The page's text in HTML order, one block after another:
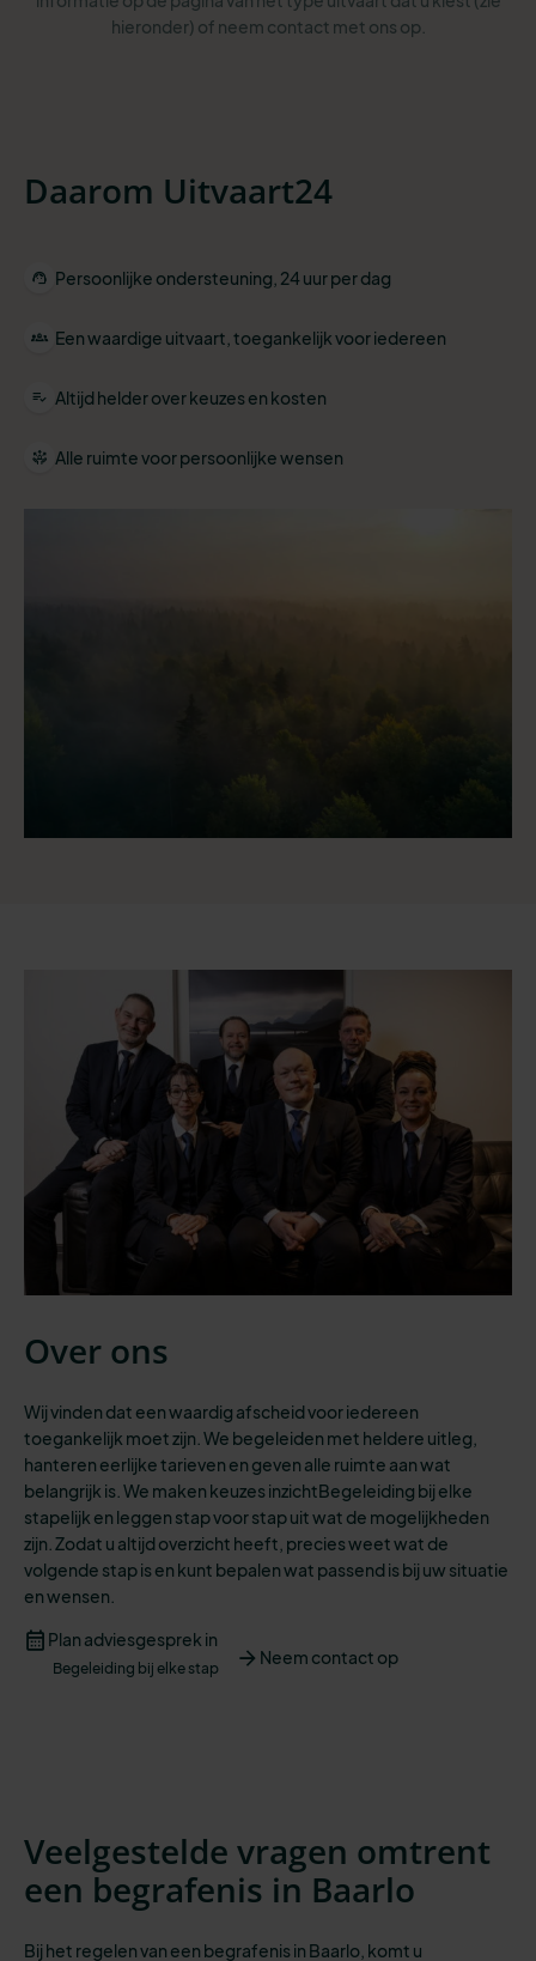
hieronder) of neem contact met ons op.
Daarom Uitvaart24
Persoonlijke ondersteuning, 24 uur per dag
Een waardige uitvaart, toegankelijk voor iedereen
Altijd helder over keuzes en kosten
Alle ruimte voor persoonlijke wensen
Over ons
Wij vinden dat een waardig afscheid voor iedereen
toegankelijk moet zijn. We begeleiden met heldere uitleg,
hanteren eerlijke tarieven en geven alle ruimte aan wat
belangrijk is. We maken keuzes inzichtBegeleiding bij elke
stapelijk en leggen stap voor stap uit wat de mogelijkheden
zijn. Zodat u altijd overzicht heeft precies weet wat de
volgende stap isen kunt bepalen wat passend is bij uw situatie
enwensen
Plan adviesgesprek in
Begeleiding bij elke stap Neem contact op
Veelgestelde vragen omtrent
een begrafenis in Baarlo
Bij het regelen van een begrafenis in Baarlo, komt u